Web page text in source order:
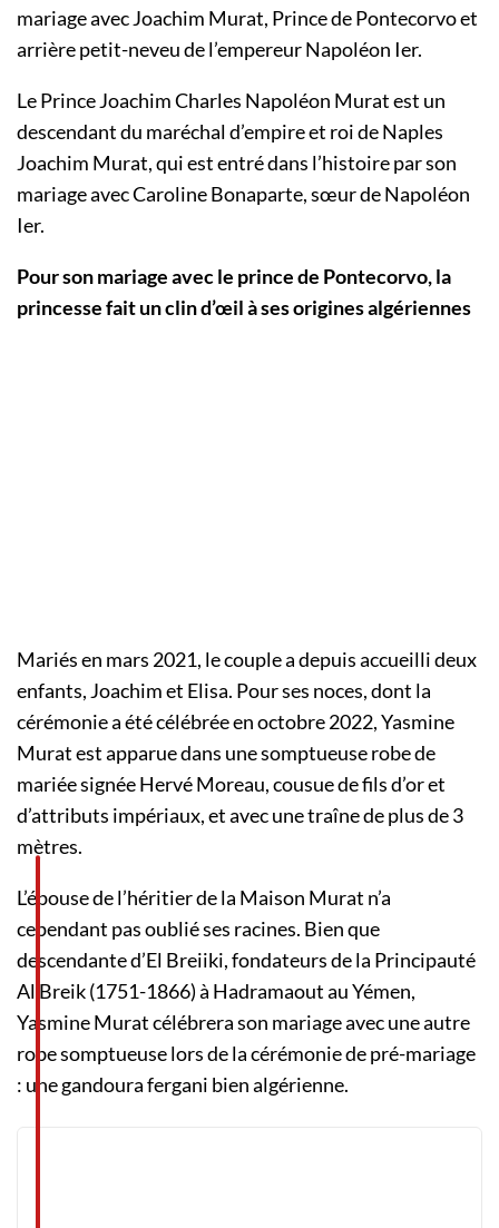
mariage avec Joachim Murat, Prince de Pontecorvo et
arrière petit-neveu de l’empereur Napoléon Ier.
Le Prince Joachim Charles Napoléon Murat est un
descendant du maréchal d’empire et roi de Naples
Joachim Murat, qui est entré dans l’histoire par son
mariage avec Caroline Bonaparte, sœur de Napoléon
Ier.
Pour son mariage avec le prince de Pontecorvo, la
princesse fait un clin d’œil à ses origines algériennes
Mariés en mars 2021, le couple a depuis accueilli deux
enfants, Joachim et Elisa. Pour ses noces, dont la
cérémonie a été célébrée en octobre 2022, Yasmine
Murat est apparue dans une somptueuse robe de
mariée signée Hervé Moreau, cousue de fils d’or et
d’attributs impériaux, et avec une traîne de plus de 3
mètres.
L’épouse de l’héritier de la Maison Murat n’a
cependant pas oublié ses racines. Bien que
descendante d’El Breiiki, fondateurs de la Principauté
Al Breik (1751-1866) à Hadramaout au Yémen,
Yasmine Murat célébrera son mariage avec une autre
robe somptueuse lors de la cérémonie de pré-mariage
: une gandoura fergani bien algérienne.